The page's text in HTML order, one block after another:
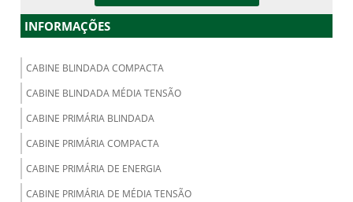
INFORMAÇÕES
CABINE BLINDADA COMPACTA
CABINE BLINDADA MÉDIA TENSÃO
CABINE PRIMÁRIA BLINDADA
CABINE PRIMÁRIA COMPACTA
CABINE PRIMÁRIA DE ENERGIA
CABINE PRIMÁRIA DE MÉDIA TENSÃO